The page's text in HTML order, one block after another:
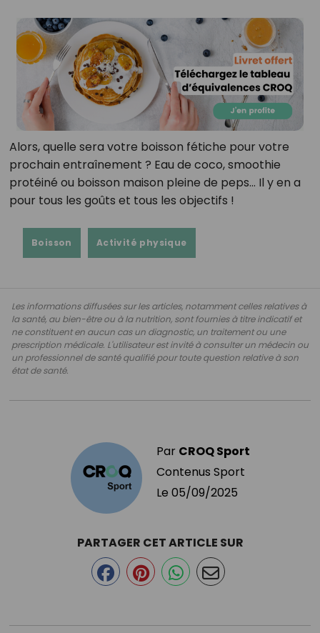
Alors, quelle sera votre boisson fétiche pour votre
prochain entraînement ? Eau de coco, smoothie
protéiné ou boisson maison pleine de peps… Il y en a
pour tous les goûts et tous les objectifs !
Boisson Activité physique
Les informations diffusées sur les articles, notamment celles relatives à
la santé, au bien-être ou à la nutrition, sont fournies à titre indicatif et
ne constituent en aucun cas un diagnostic, un traitement ou une
prescription médicale. L'utilisateur est invité à consulter un médecin ou
un professionnel de santé qualifié pour toute question relative à son
état de santé.
Par CROQ Sport
Contenus Sport
Le 05/09/2025
PARTAGER CET ARTICLE SUR